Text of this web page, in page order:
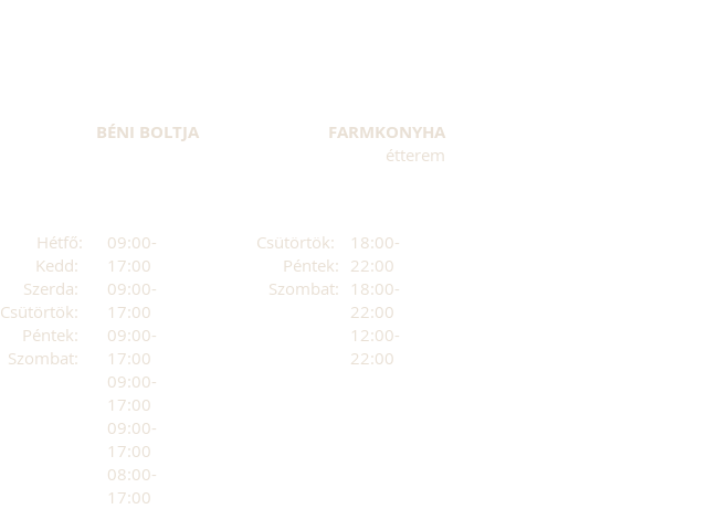
BÉNI BOLTJA FARMKONYHA
étterem
Hétfő:
Kedd:
Szerda:
Csütörtök:
Péntek:
Szombat:
09:00-
17:00
09:00-
17:00
09:00-
17:00
09:00-
17:00
09:00-
17:00
08:00-
17:00
Csütörtök:
Péntek:
Szombat:
18:00-
22:00
18:00-
22:00
12:00-
22:00